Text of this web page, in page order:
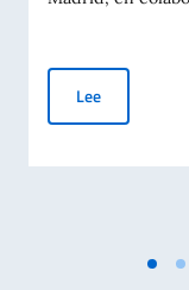
Lee"Homenaje